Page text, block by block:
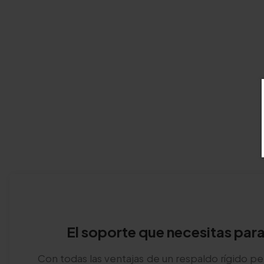
El soporte que necesitas
Con todas las ventajas de un respaldo rígido